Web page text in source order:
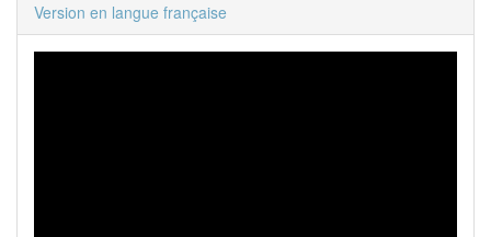
Version en langue française